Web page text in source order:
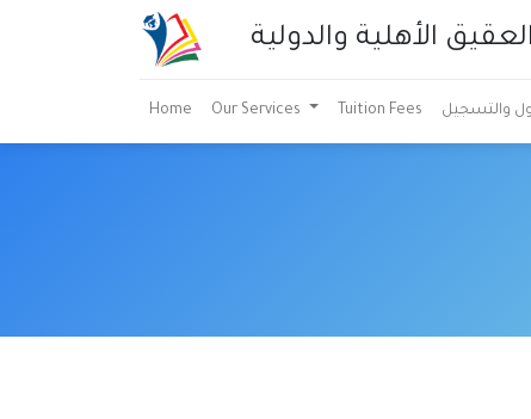
الأهلية والدولية
Home Our Services Tuition Fees والتسجيل